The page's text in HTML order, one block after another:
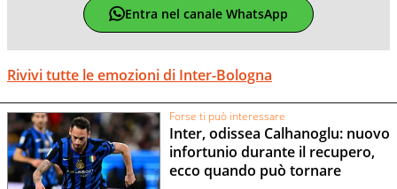
Entra nel canale WhatsApp
Rivivi tutte le emozioni di Inter-Bologna
Forse ti può interessare
Inter, odissea Calhanoglu: nuovo
infortunio durante il recupero,
ecco quando può tornare